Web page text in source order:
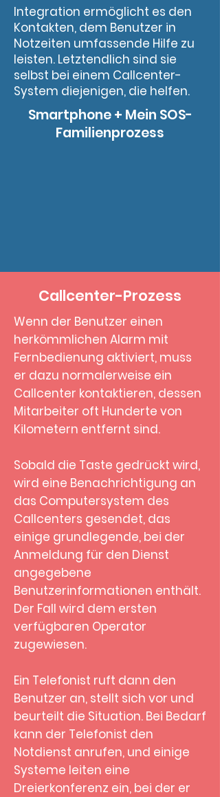
Integration ermöglicht es den
Kontakten, dem Benutzer in
Notzeiten umfassende Hilfe zu
leisten. Letztendlich sind sie
selbst bei einem Callcenter-
System diejenigen, die helfen.
Smartphone + Mein SOS-
Familienprozess
Callcenter-Prozess
Wenn der Benutzer einen
herkömmlichen Alarm mit
Fernbedienung aktiviert, muss
er dazu normalerweise ein
Callcenter kontaktieren, dessen
Mitarbeiter oft Hunderte von
Kilometern entfernt sind.
Sobald die Taste gedrückt wird,
wird eine Benachrichtigung an
das Computersystem des
Callcenters gesendet, das
einige grundlegende, bei der
Anmeldung für den Dienst
angegebene
Benutzerinformationen enthält.
Der Fall wird dem ersten
verfügbaren Operator
zugewiesen.
Ein Telefonist ruft dann den
Benutzer an, stellt sich vor und
beurteilt die Situation. Bei Bedarf
kann der Telefonist den
Notdienst anrufen, und einige
Systeme leiten eine
Dreierkonferenz ein, bei der er